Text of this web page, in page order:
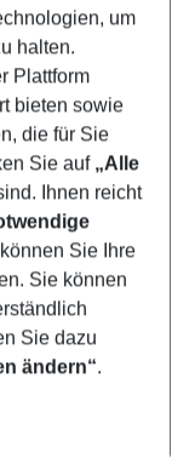
um
halten.
Plattform
bieten sowie
die für Sie
Sie auf „Alle
Ihnen reicht
können Sie Ihre
Sie können
Sie dazu
ändern“.